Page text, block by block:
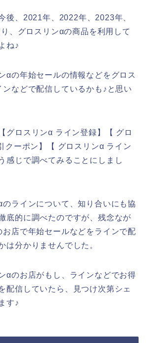
後、2021年、2022年、2023年、
、グロスリンαの商品を利用して
ね♪
αの年始セールの情報などをグロス
ンなどで配信しているかも♪と思い
グロスリンα ライン登録】【 グロ
クーポン】【 グロスリンα ライン
感じで調べてみることにしまし
ラインについて、知り合いにも協
底的に調べたのですが、残念なが
お店で年始セールなどをラインで配
は分かりませんでした。
αのお店がもし、ラインなどでお得
配信していたら、見つけ次第シェ
す♪